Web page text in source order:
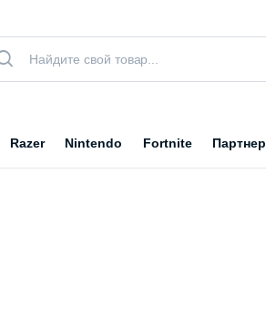
Razer Nintendo Fortnite